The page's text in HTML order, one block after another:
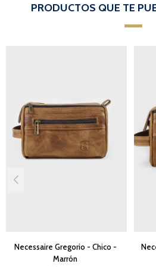
PRODUCTOS QUE TE
Necessaire Gregorio - Chico -
Marrón